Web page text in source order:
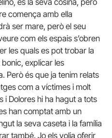
és la seva cosina, però
comença amb ella
ser mare, però el seu
com els espais s’obren
les quals es pot trobar la
explicar les
Però és que ja tenim relats
com a víctimes i molt
i Dolores hi ha hagut a tots
han comptat amb un
la seva caseta i la família
també. Jo els volia oferir